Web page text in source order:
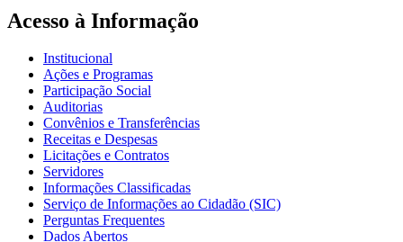
Acesso à Informação
Institucional
Ações e Programas
Participação Social
Auditorias
Convênios e Transferências
Receitas e Despesas
Licitações e Contratos
Servidores
Informações Classificadas
Serviço de Informações ao Cidadão (SIC)
Perguntas Frequentes
Dados Abertos